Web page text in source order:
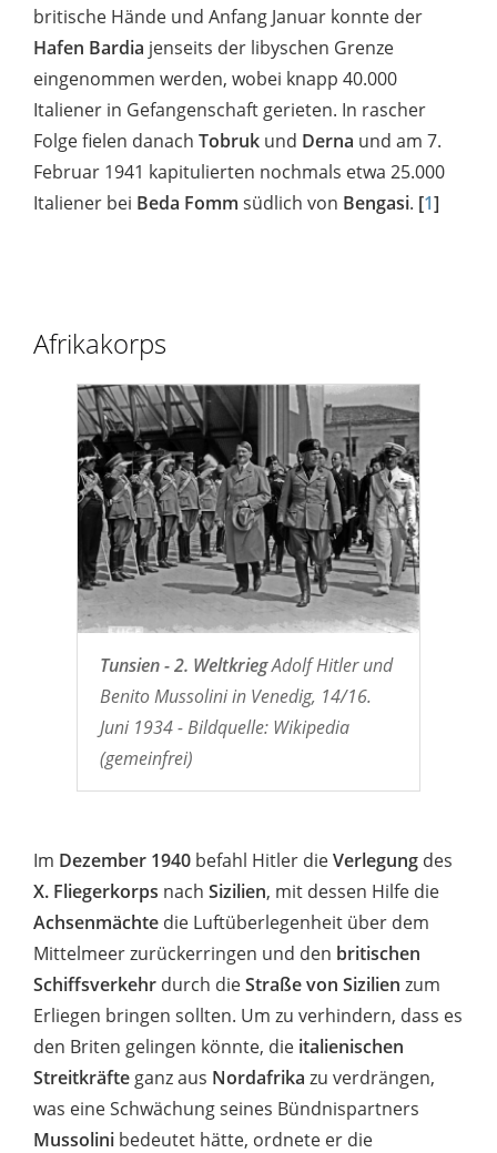
britische Hände und Anfang Januar konnte der
Hafen Bardia jenseits der libyschen Grenze
eingenommen werden, wobei knapp 40.000
Italiener in Gefangenschaft gerieten. In rascher
Folge fielen danach Tobruk und Derna und am 7.
Februar 1941 kapitulierten nochmals etwa 25.000
Italiener bei Beda Fomm südlich von Bengasi. [1]
Afrikakorps
Tunsien - 2. WeltkriegAdolf Hitler und
Benito Mussolini in Venedig, 14/16.
Juni 1934 - Bildquelle: Wikipedia
(gemeinfrei)
Im Dezember 1940 befahl Hitler dieVerlegung des
X. Fliegerkorps nach Sizilien, mit dessen Hilfe die
Achsenmächte die Luftüberlegenheit über dem
Mittelmeer zurückerringen und den britischen
Schiffsverkehr durch dieStraße von Sizilien zum
Erliegen bringen sollten. Um zu verhindern, dass es
den Briten gelingen könnte, die italienischen
Streitkräfte ganz aus Nordafrika zu verdrängen,
was eine Schwächung seines Bündnispartners
Mussolini bedeutet hätte, ordnete er die